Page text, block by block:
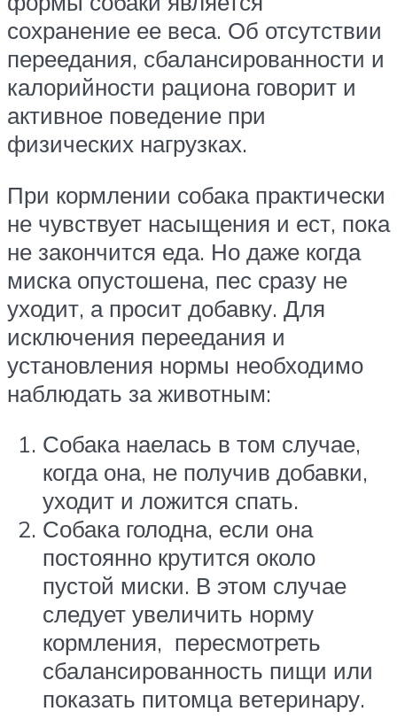
сохранение ее веса. Об отсутствии
переедания, сбалансированности и
калорийности рациона говорит и
активное поведение при
физических нагрузках.
При кормлении собака практически
не чувствует насыщения и ест, пока
не закончится еда. Но даже когда
миска опустошена, пес сразу не
уходит, а просит добавку. Для
исключения переедания и
установления нормы необходимо
наблюдать за животным:
Собака наелась в том случае,
когда она, не получив добавки,
уходит и ложится спать.
Собака голодна, если она
постоянно крутится около
пустой миски. В этом случае
следует увеличить норму
кормления, пересмотреть
сбалансированность пищи или
показать питомца ветеринару.